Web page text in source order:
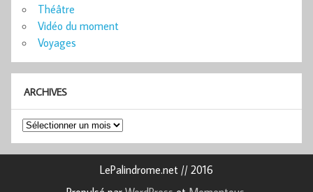
Théâtre
Vidéo du moment
Voyages
ARCHIVES
Archives
LePalindrome.net // 2016